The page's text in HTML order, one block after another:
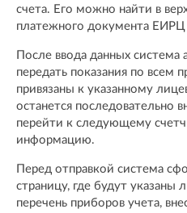
счета. Его можно найти в
платежного документа
После ввода данных
передать показания по всем
привязаны к указанному
останется последовательно
перейти к следующему
информацию.
Перед отправкой система
страницу, где будут указаны
перечень приборов учета,